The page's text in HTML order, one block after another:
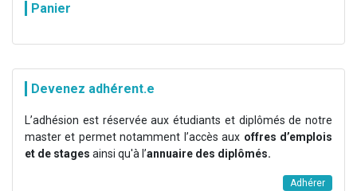
Panier
Devenez adhérent.e
L’adhésion est réservée aux étudiants et diplômés de notre
master et permet notamment l’accès aux offres d’emplois
et de stages ainsi qu'à l’annuaire des diplômés.
Adhérer